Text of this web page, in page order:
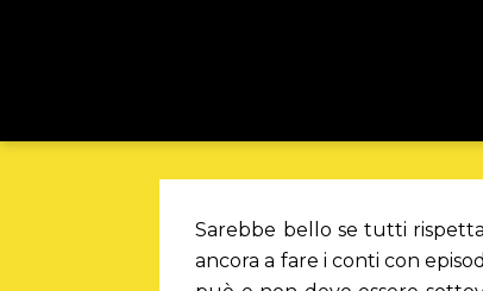
Sarebbe bello se tutti
ancora a fare i conti con